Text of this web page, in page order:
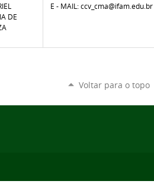
DE
E - MAIL: ccv_cma@ifam.edu.br
Voltar para o topo